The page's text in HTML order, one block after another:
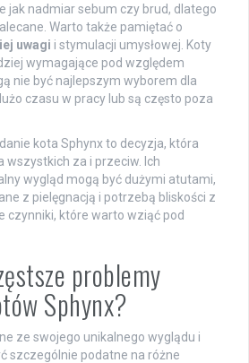
jak nadmiar sebum czy brud, dlatego
Warto także pamiętać o
uwagi i stymulacji umysłowej. Koty
wymagające pod względem
nie być najlepszym wyborem dla
czasu w pracy lub są często poza
kota Sphynx to decyzja, która
za i przeciw. Ich
wygląd mogą być dużymi atutami,
z pielęgnacją i potrzebą bliskości z
czynniki, które warto wziąć pod
problemy
Sphynx?
ze swojego unikalnego wyglądu i
szczególnie podatne na różne